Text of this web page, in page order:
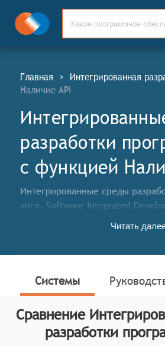
Главная > Интегрированная
Наличие API
разработки
c функцией
Интегрированные среды
англ. Software Integrated
предлагающие инженерам-
обеспечения в форме
Классификатор программных
определяет конкретные
для систем. Для того, чтобы
Читать
Системы
Сравнение
разработки